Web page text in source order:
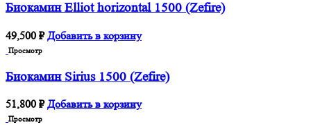
Биокамин Elliot horizontal 1500 (Zefire)
49,500 ₽ Добавить в корзину
Просмотр
Биокамин Sirius 1500 (Zefire)
51,800 ₽ Добавить в корзину
Просмотр